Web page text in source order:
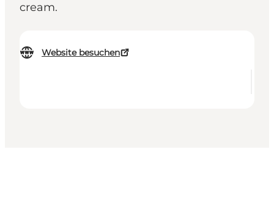
cream.
Website besuchen